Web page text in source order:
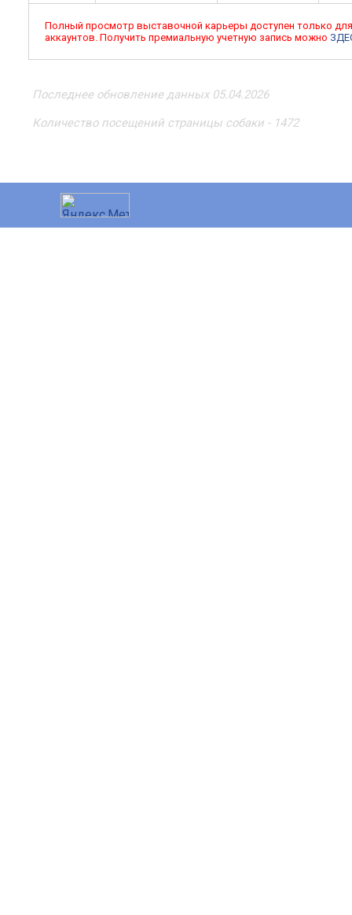
Полный просмотр выставочной карьеры доступен только
аккаунтов. Получить премиальную учетную запись можно
Последнее обновление данных 05.04.2026
Количество посещений страницы собаки - 1472